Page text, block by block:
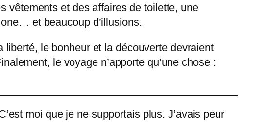
vêtements et des affaires de toilette, une
et beaucoup d’illusions.
liberté, le bonheur et la découverte devraient
le voyage n’apporte qu’une chose :
moi que je ne supportais plus. J’avais peur